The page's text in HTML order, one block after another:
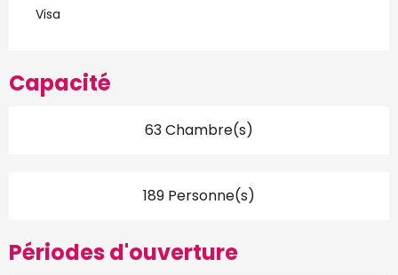
Visa
Capacité
63 Chambre(s)
189 Personne(s)
Périodes d'ouverture